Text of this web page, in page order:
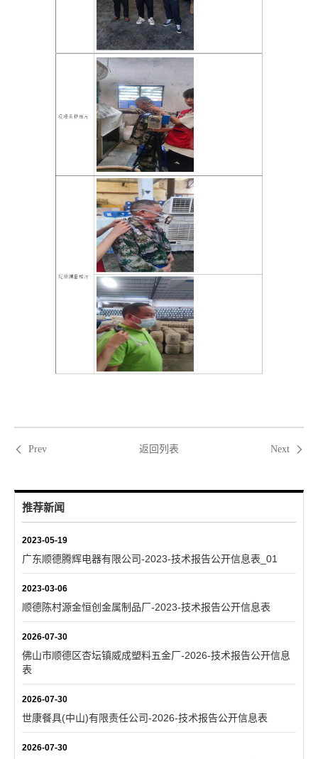
Prev 返回列表 Next
推荐新闻
2023-05-19
广东顺德腾辉电器有限公司-2023-技术报告公开信息表_01
2023-03-06
顺德陈村源金恒创金属制品厂-2023-技术报告公开信息表
2026-07-30
佛山市顺德区杏坛镇威成塑料五金厂-2026-技术报告公开信息
表
2026-07-30
世康餐具(中山)有限责任公司-2026-技术报告公开信息表
2026-07-30